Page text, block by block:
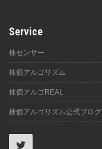
Service
株センサー
株価アルゴリズム
株価アルゴREAL
株価アルゴリズム公式ブログ